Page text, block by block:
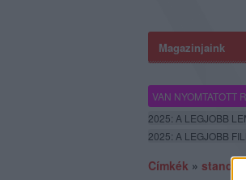
Magazinjaink
VAN NYOMTATOTT
2025: A LEGJOBB
2025: A LEGJOBB
Címkék » stand_up